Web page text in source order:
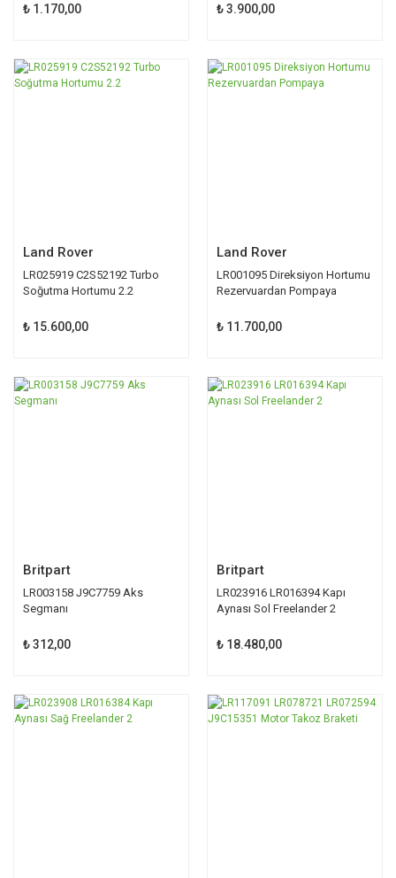
₺ 1.170,00 ₺ 3.900,00
Land Rover
LR025919 C2S52192 Turbo
Soğutma Hortumu 2.2
₺ 15.600,00
Land Rover
LR001095 Direksiyon Hortumu
Rezervuardan Pompaya
₺ 11.700,00
Britpart
LR003158 J9C7759 Aks
Segmanı
₺ 312,00
Britpart
LR023916 LR016394 Kapı
Aynası Sol Freelander 2
₺ 18.480,00